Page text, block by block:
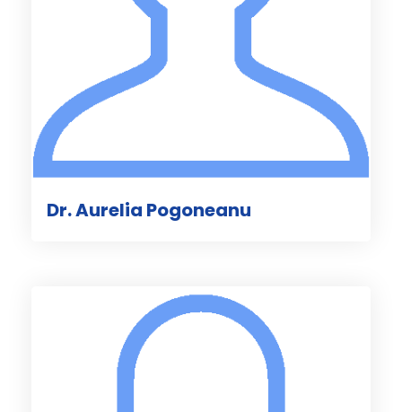
Dr. Aurelia Pogoneanu